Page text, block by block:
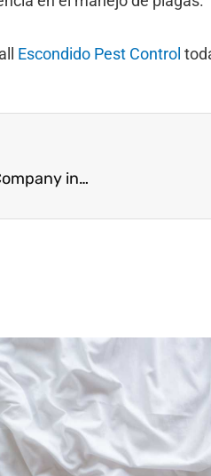
Escondido Pest Control
Important Questions to Ask a Pest Control Company in California